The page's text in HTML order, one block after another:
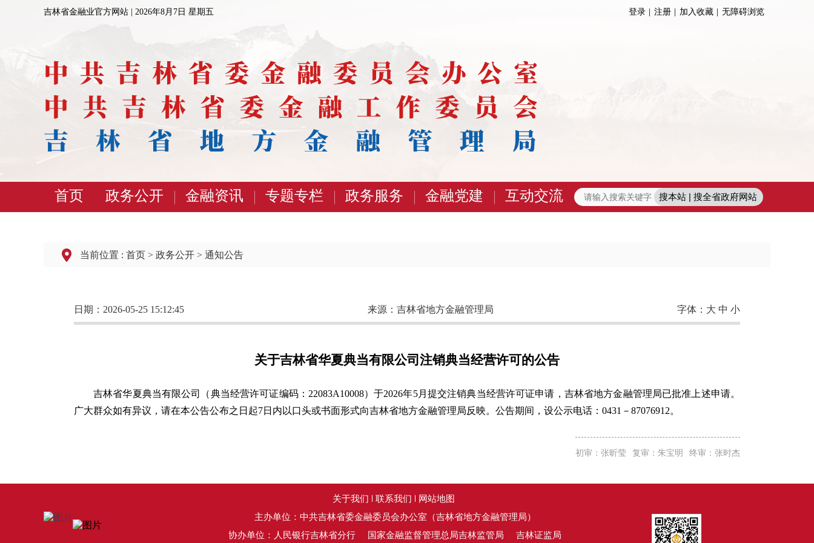
吉林省金融业官方网站 | 2026年8月7日 星期五 登录 注册 加入收藏 无障碍浏览
首页 政务公开 金融资讯 专题专栏 政务服务 金融党建 互动交流
当前位置 : 首页 > 政务公开 > 通知公告
日期：2026-05-25 15:12:45 来源： 吉林省地方金融管理局 字体： 大 中 小
关于吉林省华夏典当有限公司注销典当经营许可的公告
吉林省华夏典当有限公司（典当经营许可证编码：22083A10008）于2026年5月提交注销典当经营许可证申请，吉林省地方金融管理局已批准上述申请。
广大群众如有异议，请在本公告公布之日起7日内以口头或书面形式向吉林省地方金融管理局反映。公告期间，设公示电话：0431－87076912。
初审：张昕莹 复审：朱宝明 终审：张时杰
关于我们 联系我们
网站地图
主办单位：中共吉林省委金融委员会办公室（吉林省地方金融管理局）
协办单位：人民银行吉林省分行
国家金融监督管理总局吉林监管局 吉林证监局